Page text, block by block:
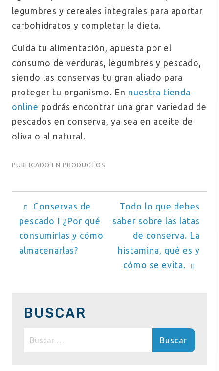
legumbres y cereales integrales para aportar
carbohidratos y completar la dieta.
Cuida tu alimentación, apuesta por el
consumo de verduras, legumbres y pescado,
siendo las conservas tu gran aliado para
proteger tu organismo. En nuestra tienda
online podrás encontrar una gran variedad de
pescados en conserva, ya sea en aceite de
oliva o al natural.
PUBLICADO EN PRODUCTOS
Navegación
de
entradas
Conservas de
pescado I ¿Por qué
consumirlas y cómo
almacenarlas?
Todo lo que debes
saber sobre las latas
de conserva. La
histamina, qué es y
cómo se evita.
BUSCAR
Buscar: